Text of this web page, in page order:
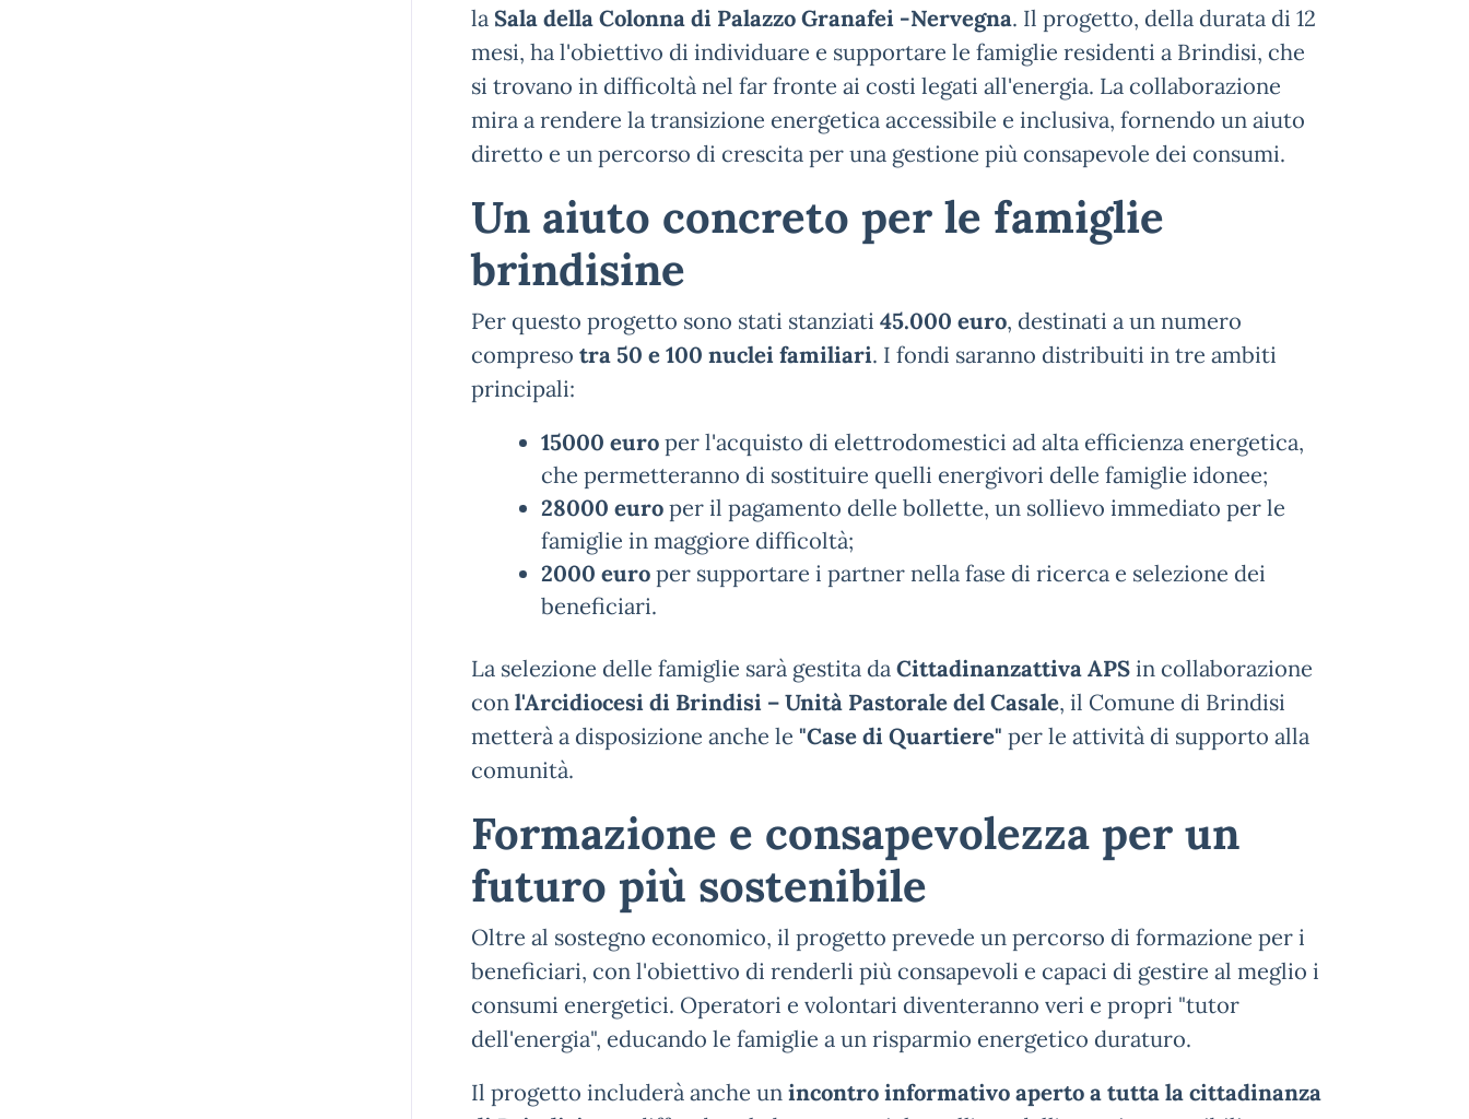
la Sala della Colonna di Palazzo Granafei -Nervegna. Il progetto, della durata di 12
mesi, ha l'obiettivo di individuare e supportare le famiglie residenti a Brindisi, che
si trovano in difficoltà nel far fronte ai costi legati all'energia. La collaborazione
mira a rendere la transizione energetica accessibile e inclusiva, fornendo un aiuto
diretto e un percorso di crescita per una gestione più consapevole dei consumi.
Un aiuto concreto per le famiglie
brindisine
Per questo progetto sono stati stanziati 45.000 euro, destinati a un numero
compreso tra 50 e 100 nuclei familiari. I fondi saranno distribuiti in tre ambiti
principali:
15000 europer l'acquisto di elettrodomestici ad alta efficienza energetica,
che permetteranno di sostituire quelli energivori delle famiglie idonee;
28000 europer il pagamento delle bollette, un sollievo immediato per le
famiglie in maggiore difficoltà;
2000 europer supportare i partner nella fase di ricerca e selezione dei
beneficiari.
La selezione delle famiglie sarà gestita daCittadinanzattiva APSin collaborazione
conl'Arcidiocesi di Brindisi – Unità Pastorale del Casale, il Comune di Brindisi
metterà a disposizione anche le "Case di Quartiere" per le attività di supporto alla
comunità.
Formazione e consapevolezza per un
futuro più sostenibile
Oltre al sostegno economico, il progetto prevede un percorso di formazione per i
beneficiari, con l'obiettivo di renderli più consapevoli e capaci di gestire al meglio i
consumi energetici. Operatori e volontari diventeranno veri e propri "tutor
dell'energia", educando le famiglie a un risparmio energetico duraturo.
Il progetto includerà anche unincontro informativo aperto a tutta la cittadinanza